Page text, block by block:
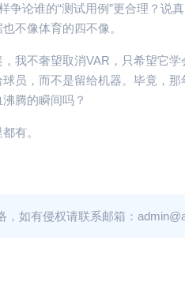
争论谁的“测试用例”更合理？说
不像体育的四不像。
我不奢望取消VAR，只希望它
员，而不是留给机器。毕竟，
腾的瞬间吗？
有。
，如有侵权请联系邮箱：